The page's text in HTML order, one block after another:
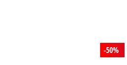
-50%